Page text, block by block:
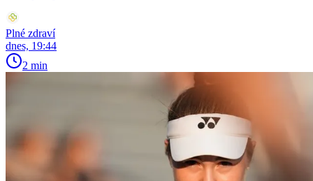
Plné zdraví
dnes, 19:44
2 min